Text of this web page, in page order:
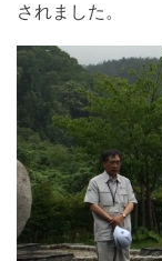
されました。